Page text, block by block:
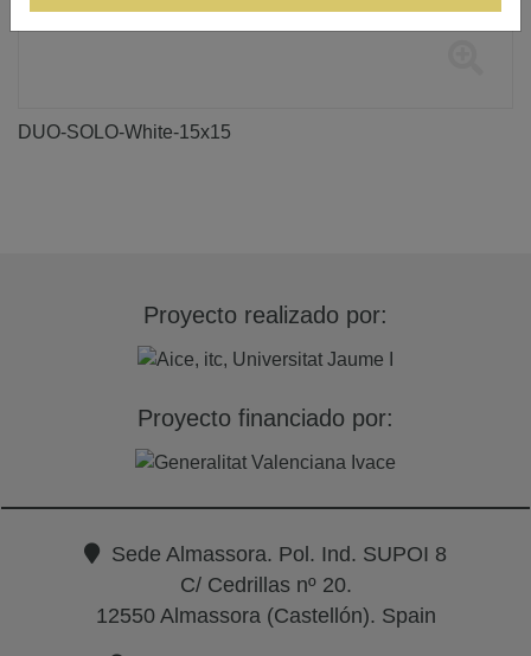
DUO-SOLO-White-15x15
Proyecto realizado por:
Proyecto financiado por:
Sede Almassora. Pol. Ind. SUPOI 8
C/ Cedrillas nº 20.
12550 Almassora (Castellón). Spain